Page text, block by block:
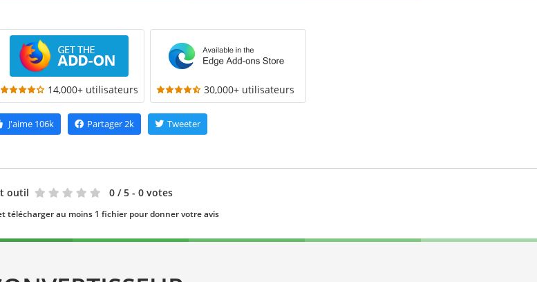
14,000+ utilisateurs 30,000+ utilisateurs
J'aime106k Partager2k Tweeter
outil 0 / 5 - 0 votes
télécharger au moins 1 fichier pour donner votre avis